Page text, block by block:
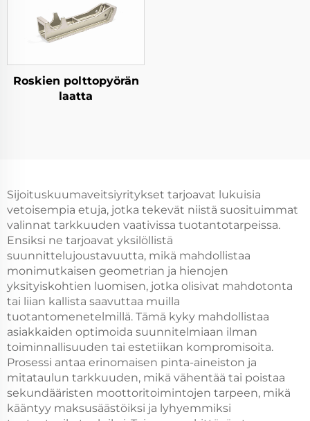
Roskien polttopyörän
laatta
Sijoituskuumaveitsiyritykset tarjoavat lukuisia
vetoisempia etuja, jotka tekevät niistä suosituimmat
valinnat tarkkuuden vaativissa tuotantotarpeissa.
Ensiksi ne tarjoavat yksilöllistä
suunnittelujoustavuutta, mikä mahdollistaa
monimutkaisen geometrian ja hienojen
yksityiskohtien luomisen, jotka olisivat mahdotonta
tai liian kallista saavuttaa muilla
tuotantomenetelmillä. Tämä kyky mahdollistaa
asiakkaiden optimoida suunnitelmiaan ilman
toiminnallisuuden tai estetiikan kompromisoita.
Prosessi antaa erinomaisen pinta-aineiston ja
mitataulun tarkkuuden, mikä vähentää tai poistaa
sekundääristen moottoritoimintojen tarpeen, mikä
kääntyy maksusäästöiksi ja lyhyemmiksi